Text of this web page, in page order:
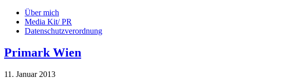
Über mich
Media Kit/ PR
Datenschutzverordnung
Primark Wien
11. Januar 2013